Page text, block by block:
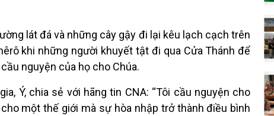
lát đá và những cây gậy đi lại kêu lạch cạch trên
khi những người khuyết tật đi qua Cửa Thánh để
nguyện của họ cho Chúa.
Ý, chia sẻ với hãng tin CNA: “Tôi cầu nguyện cho
một thế giới mà sự hòa nhập trở thành điều bình